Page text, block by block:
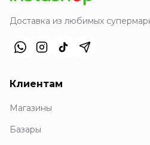
Доставка из любимых
Клиентам
Магазины
Базары